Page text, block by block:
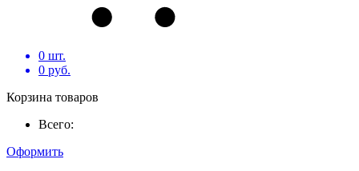
0 шт.
0 руб.
Корзина товаров
Всего:
Оформить